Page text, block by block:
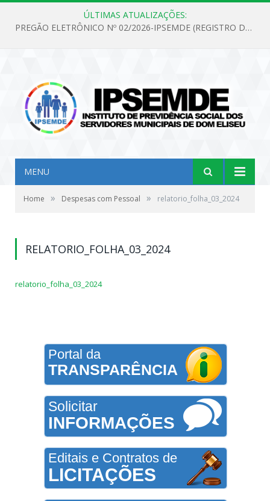
ÚLTIMAS ATUALIZAÇÕES:
PREGÃO ELETRÔNICO Nº 02/2026-IPSEMDE (REGISTRO DE PREÇOS PARA FUTURA E EVENTUAL AQUISIÇÃO DE MATERIAL DE LIMPEZA E GÊNEROS ALIMENTÍCIOS PARA ATENDER AS NECESSIDADES DO INSTITUTO DE PREVIDÊNCIA SOCIAL DOS SERVIDORES MUNICIPAIS DE DOM ELISEU.)
MENU
Home » Despesas com Pessoal » relatorio_folha_03_2024
RELATORIO_FOLHA_03_2024
relatorio_folha_03_2024
Portal da
TRANSPARÊNCIA
Solicitar
INFORMAÇÕES
Editais e Contratos de
LICITAÇÕES